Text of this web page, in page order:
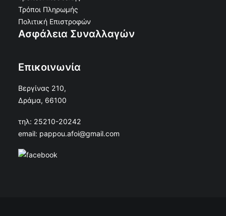
Τρόποι Πληρωμής
Πολιτική Επιστροφών
Ασφάλεια Συναλλαγών
Επικοινωνία
Βεργίνας 210,
Δράμα, 66100
τηλ: 25210-20242
email: pappou.afoi@gmail.com